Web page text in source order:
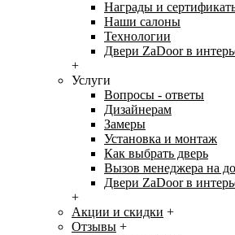
Награды и
Наши салоны
Технологии
Двери ZaDoor в
+
Услуги
Вопросы - ответы
Дизайнерам
Замеры
Установка и монтаж
Как выбрать дверь
Вызов менеджера на
Двери ZaDoor в
+
Акции и скидки +
Отзывы +